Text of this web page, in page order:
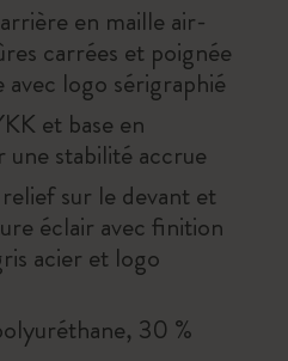
en maille air-
carrées et poignée
avec logo sérigraphié
et base en
stabilité accrue
sur le devant et
éclair avec finition
acier et logo
30 %